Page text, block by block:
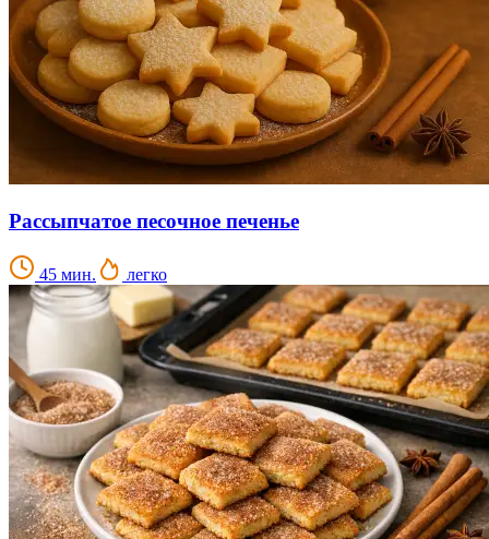
Рассыпчатое песочное печенье
45 мин. легко